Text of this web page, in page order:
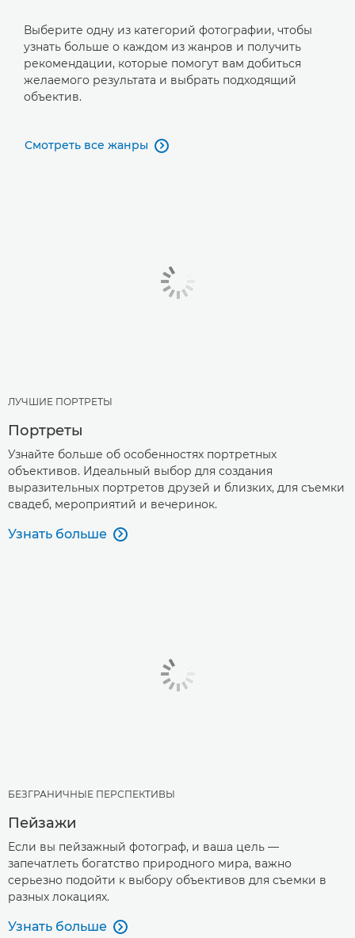
Выберите одну из категорий фотографии, чтобы
узнать больше о каждом из жанров и получить
рекомендации, которые помогут вам добиться
желаемого результата и выбрать подходящий
объектив.
Смотреть все жанры 
ЛУЧШИЕ ПОРТРЕТЫ
Портреты
Узнайте больше об особенностях портретных
объективов. Идеальный выбор для создания
выразительных портретов друзей и близких, для съемки
свадеб, мероприятий и вечеринок.
Узнать больше 
БЕЗГРАНИЧНЫЕ ПЕРСПЕКТИВЫ
Пейзажи
Если вы пейзажный фотограф, и ваша цель —
запечатлеть богатство природного мира, важно
серьезно подойти к выбору объективов для съемки в
разных локациях.
Узнать больше 